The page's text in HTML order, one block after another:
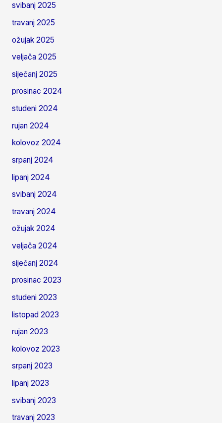
svibanj 2025
travanj 2025
ožujak 2025
veljača 2025
siječanj 2025
prosinac 2024
studeni 2024
rujan 2024
kolovoz 2024
srpanj 2024
lipanj 2024
svibanj 2024
travanj 2024
ožujak 2024
veljača 2024
siječanj 2024
prosinac 2023
studeni 2023
listopad 2023
rujan 2023
kolovoz 2023
srpanj 2023
lipanj 2023
svibanj 2023
travanj 2023